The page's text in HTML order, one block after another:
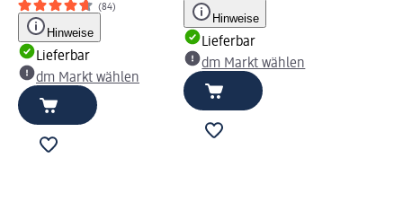
(84)
Hinweise
Lieferbar
dm Markt wählen
Hinweise
Lieferbar
dm Markt wählen